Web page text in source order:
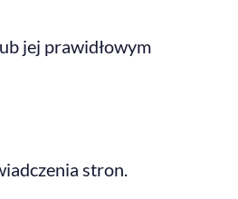
jej prawidłowym
stron.